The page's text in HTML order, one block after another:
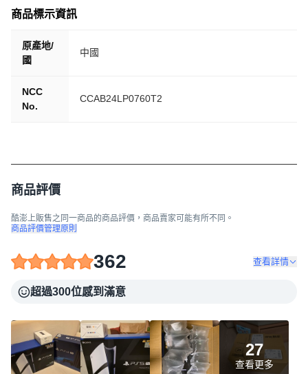
商品標示資訊
原產地/
國
中國
NCC
No.
CCAB24LP0760T2
商品評價
酷澎上販售之同一商品的商品評價，商品賣家可能有所不同。
商品評價管理原則
362 查看詳情
超過300位感到滿意
27
查看更多